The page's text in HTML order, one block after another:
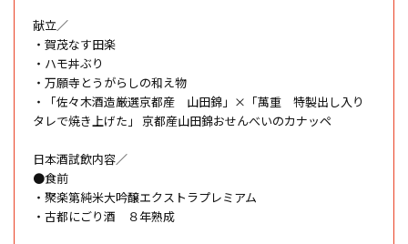
献立／
・賀茂なす田楽
・ハモ丼ぶり
・万願寺とうがらしの和え物
・「佐々木酒造厳選京都産 山田錦」×「萬重 特製出し入り
タレで焼き上げた」 京都産山田錦おせんべいのカナッペ
日本酒試飲内容／
●食前
・聚楽第純米大吟醸エクストラプレミアム
・古都にごり酒 ８年熟成